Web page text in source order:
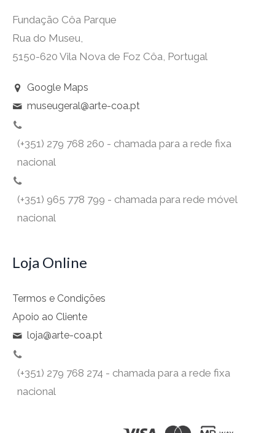
Fundação Côa Parque
Rua do Museu,
5150-620 Vila Nova de Foz Côa, Portugal
Google Maps
museugeral@arte-coa.pt
(+351) 279 768 260 - chamada para a rede fixa
nacional
(+351) 965 778 799 - chamada para rede móvel
nacional
Loja Online
Termos e Condições
Apoio ao Cliente
loja@arte-coa.pt
(+351) 279 768 274 - chamada para a rede fixa
nacional